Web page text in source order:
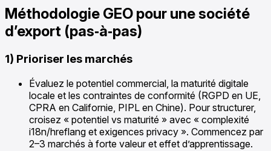
Méthodologie GEO pour une société
d’export (pas‑à‑pas)
1) Prioriser les marchés
Évaluez le potentiel commercial, la maturité digitale
locale et les contraintes de conformité (RGPD en UE,
CPRA en Californie, PIPL en Chine). Pour structurer,
croisez « potentiel vs maturité » avec « complexité
i18n/hreflang et exigences privacy ». Commencez par
2–3 marchés à forte valeur et effet d’apprentissage.